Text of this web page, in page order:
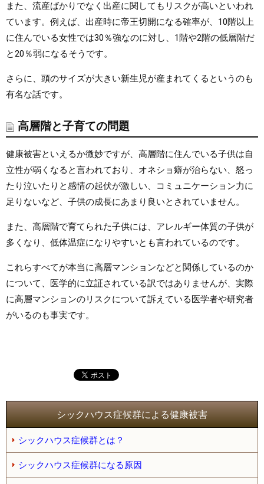
また、流産ばかりでなく出産に関してもリスクが高いといわれ
ています。例えば、出産時に帝王切開になる確率が、10階以上
に住んでいる女性では30％強なのに対し、1階や2階の低層階だ
と20％弱になるそうです。
さらに、頭のサイズが大きい新生児が産まれてくるというのも
有名な話です。
高層階と子育ての問題
健康被害といえるか微妙ですが、高層階に住んでいる子供は自
立性が弱くなると言われており、オネショ癖が治らない、怒っ
たり泣いたりと感情の起伏が激しい、コミュニケーション力に
足りないなど、子供の成長にあまり良いとされていません。
また、高層階で育てられた子供には、アレルギー体質の子供が
多くなり、低体温症になりやすいとも言われているのです。
これらすべてが本当に高層マンションなどと関係しているのか
について、医学的に立証されている訳ではありませんが、実際
に高層マンションのリスクについて訴えている医学者や研究者
がいるのも事実です。
シックハウス症候群による健康被害
シックハウス症候群とは？
シックハウス症候群になる原因